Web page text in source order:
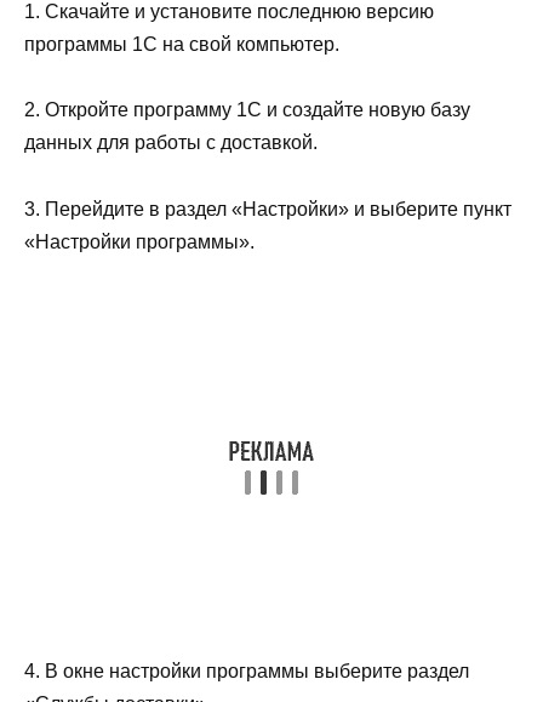
1. Скачайте и установите последнюю версию
программы 1С на свой компьютер.
2. Откройте программу 1С и создайте новую базу
данных для работы с доставкой.
3. Перейдите в раздел «Настройки» и выберите пункт
«Настройки программы».
4. В окне настройки программы выберите раздел